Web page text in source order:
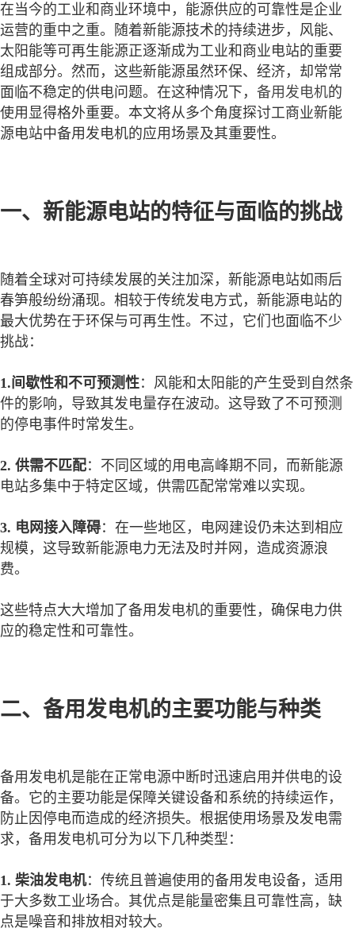
在当今的工业和商业环境中，能源供应的可靠性是企业
运营的重中之重。随着新能源技术的持续进步，风能、
太阳能等可再生能源正逐渐成为工业和商业电站的重要
组成部分。然而，这些新能源虽然环保、经济，却常常
面临不稳定的供电问题。在这种情况下， 备用发电机的
使用显得格外重要。本文将从多个角度探讨工商业新能
源电站中备用发电机的应用场景及其重要性。
一、新能源电站的特征与面临的挑战
随着全球对可持续发展的关注加深，新能源电站如雨后
春笋般纷纷涌现。相较于传统发电方式，新能源电站的
最大优势在于环保与可再生性。不过，它们也面临不少
挑战：
1.间歇性和不可预测性：风能和太阳能的产生受到自然条
件的影响，导致其发电量存在波动。这导致了不可预测
的停电事件时常发生。
2. 供需不匹配：不同区域的用电高峰期不同，而新能源
电站多集中于特定区域，供需匹配常常难以实现。
3. 电网接入障碍：在一些地区，电网建设仍未达到相应
规模，这导致新能源电力无法及时并网，造成资源浪
费。
这些特点大大增加了备用发电机的重要性，确保电力供
应的稳定性和可靠性。
二、备用发电机的主要功能与种类
备用发电机是能在正常电源中断时迅速启用并供电的设
备。它的主要功能是保障关键设备和系统的持续运作，
防止因停电而造成的经济损失。根据使用场景及发电需
求，备用发电机可分为以下几种类型：
1. 柴油发电机：传统且普遍使用的备用发电设备，适用
于大多数工业场合。其优点是能量密集且可靠性高，缺
点是噪音和排放相对较大。